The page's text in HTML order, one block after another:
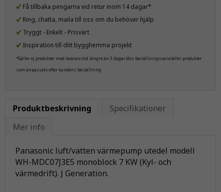
Få tillbaka pengarna vid retur inom 14 dagar*
Ring, chatta, maila till oss om du behöver hjälp
Tryggt - Enkelt - Prisvärt
Inspiration till ditt bygghemma projekt
*Gäller ej produkter med leveranstid längre än 3 dagar (dvs beställningsvaror)eller produkter
som anpassats efter kundens beställning
Produktbeskrivning
Specifikationer
Mer info
Panasonic luft/vatten värmepump utedel modell
WH-MDC07J3E5 monoblock 7 KW (Kyl- och
värmedrift). J Generation.